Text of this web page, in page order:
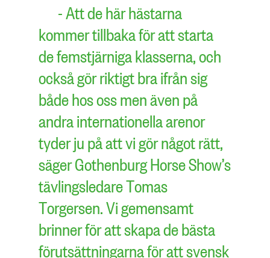
- Att de här hästarna
kommer tillbaka för att starta
de femstjärniga klasserna, och
också gör riktigt bra ifrån sig
både hos oss men även på
andra internationella arenor
tyder ju på att vi gör något rätt,
säger Gothenburg Horse Show’s
tävlingsledare Tomas
Torgersen. Vi gemensamt
brinner för att skapa de bästa
förutsättningarna för att svensk